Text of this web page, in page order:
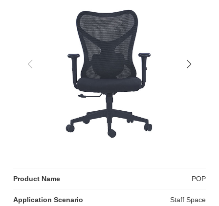
Product Name POP
Application Scenario Staff Space